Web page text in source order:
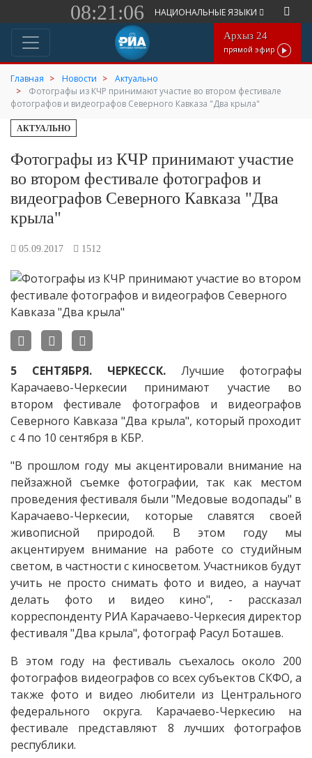
08:21:06 НАЦИОНАЛЬНЫЕ ЯЗЫКИ
Архыз 24
прямой эфир
Главная Новости
Актуально
Фотографы из КЧР принимают участие во втором фестивале
фотографов и видеографов Северного Кавказа "Два крыла"
АКТУАЛЬНО
Фотографы из КЧР принимают участие
во втором фестивале фотографов и
видеографов Северного Кавказа "Два
крыла"
05.09.2017 1512
5 СЕНТЯБРЯ. ЧЕРКЕССК. Лучшие фотографы
Карачаево-Черкесии принимают участие во
втором фестивале фотографов и видеографов
Северного Кавказа "Два крыла", который проходит
с 4 по 10 сентября в КБР.
"В прошлом году мы акцентировали внимание на
пейзажной съемке фотографии, так как местом
проведения фестиваля были "Медовые водопады" в
Карачаево-Черкесии, которые славятся своей
живописной природой. В этом году мы
акцентируем внимание на работе со студийным
светом, в частности с киносветом. Участников будут
учить не просто снимать фото и видео, а научат
делать фото и видео кино", - рассказал
корреспонденту РИА Карачаево-Черкесия директор
фестиваля "Два крыла", фотограф Расул Боташев.
В этом году на фестиваль съехалось около 200
фотографов видеографов со всех субъектов СКФО, а
также фото и видео любители из Центрального
федерального округа. Карачаево-Черкесию на
фестивале представляют 8 лучших фотографов
республики.